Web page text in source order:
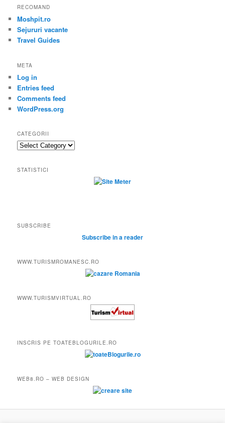
RECOMAND
Moshpit.ro
Sejururi vacante
Travel Guides
META
Log in
Entries feed
Comments feed
WordPress.org
CATEGORII
Categorii
STATISTICI
SUBSCRIBE
Subscribe in a reader
WWW.TURISMROMANESC.RO
WWW.TURISMVIRTUAL.RO
INSCRIS PE TOATEBLOGURILE.RO
WEB8.RO – WEB DESIGN